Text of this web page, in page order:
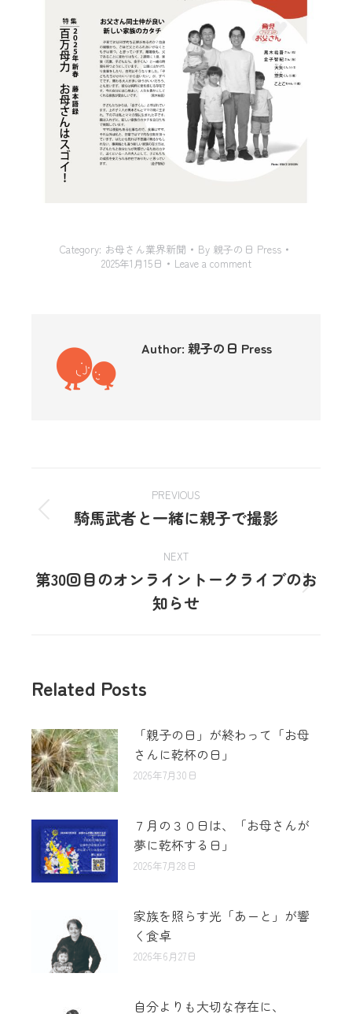
Category: お母さん業界新聞 By 親子の日 Press
2025年1月15日
Leave a comment
Author: 親子の日 Press
PREVIOUS
騎馬武者と一緒に親子で撮影
NEXT
第30回目のオンライントークライブのお
知らせ
Related Posts
「親子の日」が終わって「お母
さんに乾杯の日」
2026年7月30日
７月の３０日は、「お母さんが
夢に乾杯する日」
2026年7月28日
家族を照らす光「あーと」が響
く食卓
2026年6月27日
自分よりも大切な存在に、